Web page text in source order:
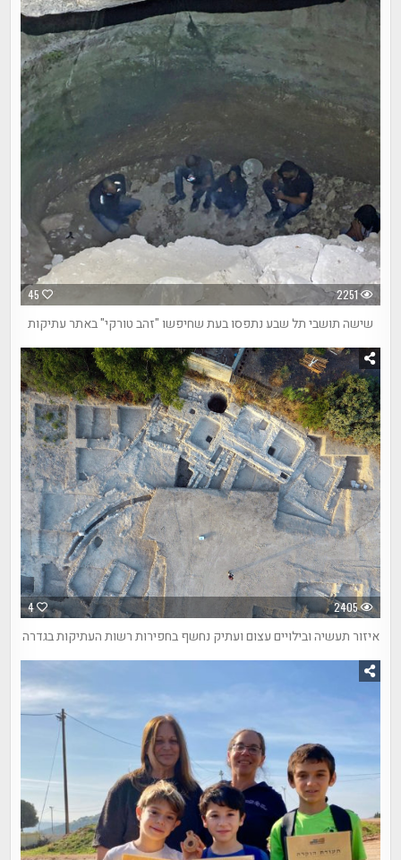
45 2251
שישה תושבי תל שבע נתפסו בעת שחיפשו "זהב טורקי" באתר עתיקות
4 2405
איזור תעשיה ובילויים עצום ועתיק נחשף בחפירות רשות העתיקות בגדרה